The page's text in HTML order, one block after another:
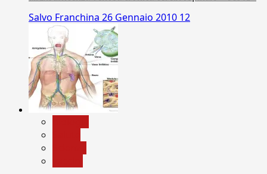
Salvo Franchina 26 Gennaio 2010 12